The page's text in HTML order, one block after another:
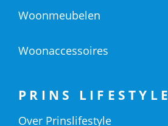
Woonmeubelen
Woonaccessoires
PRINS LIFESTYLE
Over Prinslifestyle